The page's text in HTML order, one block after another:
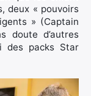
deux « pouvoirs
» (Captain
doute d’autres
des packs Star